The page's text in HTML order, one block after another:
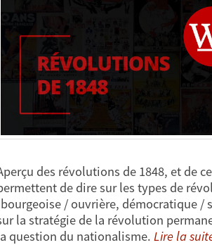
des révolutions de 1848, et de
de dire sur les types de
/ ouvrière, démocratique /
la stratégie de la révolution
question du nationalisme. Lire la